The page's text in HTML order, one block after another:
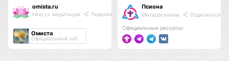
omista.ru
Нексус медитации Поделиться
Омиста
Официальный хаб
Псиона
Метаорганизм Поделиться
Официальные ресурсы: